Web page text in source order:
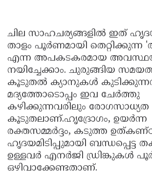
ചില സാഹചര്യങ്ങളിൽ ഇത്
താളം പൂർണമായി തെറ്റിക്കുന്ന
എന്ന അപകടകരമായ
നയിച്ചേക്കാം. ചുരുങ്ങിയ
കൂടുതൽ ക്യാനുകൾ
മദ്യത്തോടൊപ്പം ഇവ ചേർത്തു
കഴിക്കുന്നവരിലും രോഗസാധ്യത
കൂടുതലാണ്.ഹൃദ്രോഗം, ഉയർന്ന
രക്തസമ്മർദ്ദം, കടുത്ത ഉത്കണ്ഠ
ഹൃദയമിടിപ്പുമായി ബന്ധപ്പെട്ട
ഉള്ളവർ എനർജി ഡ്രിങ്കുകൾ
ഒഴിവാക്കേണ്ടതാണ്.